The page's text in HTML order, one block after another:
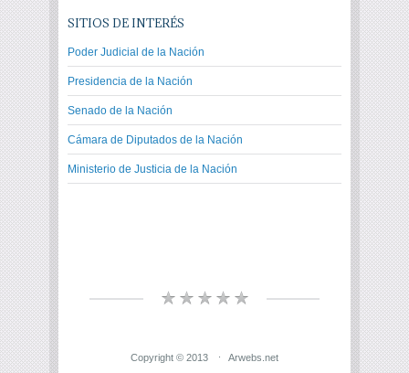
SITIOS DE INTERÉS
Poder Judicial de la Nación
Presidencia de la Nación
Senado de la Nación
Cámara de Diputados de la Nación
Ministerio de Justicia de la Nación
Copyright © 2013
Arwebs.net